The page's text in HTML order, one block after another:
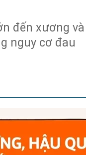
đến xương và
nguy cơ đau